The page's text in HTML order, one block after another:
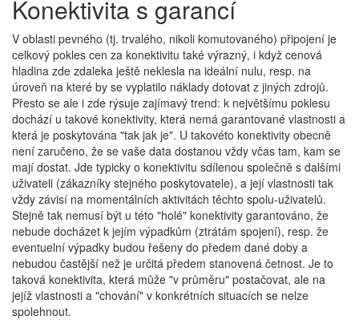
Konektivita s garancí
V oblasti pevného (tj. trvalého, nikoli komutovaného) připojení je
celkový pokles cen za konektivitu také výrazný, i když cenová
hladina zde zdaleka ještě neklesla na ideální nulu, resp. na
úroveň na které by se vyplatilo náklady dotovat z jiných zdrojů.
Přesto se ale i zde rýsuje zajímavý trend: k největšímu poklesu
dochází u takové konektivity, která nemá garantované vlastnosti a
která je poskytována "tak jak je". U takovéto konektivity obecně
není zaručeno, že se vaše data dostanou vždy včas tam, kam se
mají dostat. Jde typicky o konektivitu sdílenou společně s dalšími
uživateli (zákazníky stejného poskytovatele), a její vlastnosti tak
vždy závisí na momentálních aktivitách těchto spolu-uživatelů.
Stejně tak nemusí být u této "holé" konektivity garantováno, že
nebude docházet k jejím výpadkům (ztrátám spojení), resp. že
eventuelní výpadky budou řešeny do předem dané doby a
nebudou častější než je určitá předem stanovená četnost. Je to
taková konektivita, která může "v průměru" postačovat, ale na
jejíž vlastnosti a "chování" v konkrétních situacích se nelze
spolehnout.